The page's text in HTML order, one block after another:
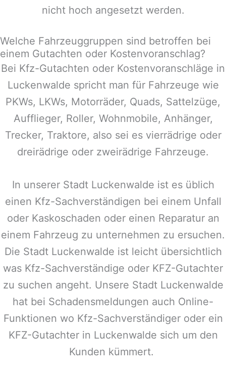
nicht hoch angesetzt werden.
Welche Fahrzeuggruppen sind betroffen bei
einem Gutachten oder Kostenvoranschlag?
Bei Kfz-Gutachten oder Kostenvoranschläge in
Luckenwalde spricht man für Fahrzeuge wie
PKWs, LKWs, Motorräder, Quads, Sattelzüge,
Aufflieger, Roller, Wohnmobile, Anhänger,
Trecker, Traktore, also sei es vierrädrige oder
dreirädrige oder zweirädrige Fahrzeuge.
In unserer Stadt Luckenwalde ist es üblich
einen Kfz-Sachverständigen bei einem Unfall
oder Kaskoschaden oder einen Reparatur an
einem Fahrzeug zu unternehmen zu ersuchen.
Die Stadt Luckenwalde ist leicht übersichtlich
was Kfz-Sachverständige oder KFZ-Gutachter
zu suchen angeht. Unsere Stadt Luckenwalde
hat bei Schadensmeldungen auch Online-
Funktionen wo Kfz-Sachverständiger oder ein
KFZ-Gutachter in Luckenwalde sich um den
Kunden kümmert.